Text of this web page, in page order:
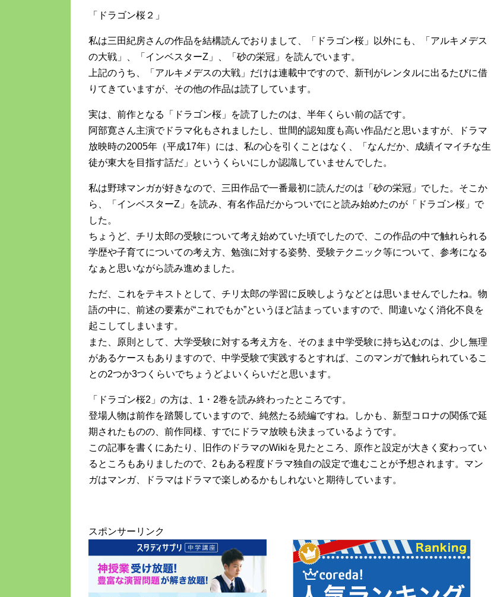
「ドラゴン桜２」
私は三田紀房さんの作品を結構読んでおりまして、「ドラゴン桜」以外にも、「アルキメデス
の大戦」、「インベスターZ」、「砂の栄冠」を読んでいます。
上記のうち、「アルキメデスの大戦」だけは連載中ですので、新刊がレンタルに出るたびに借
りてきていますが、その他の作品は読了しています。
実は、前作となる「ドラゴン桜」を読了したのは、半年くらい前の話です。
阿部寛さん主演でドラマ化もされましたし、世間的認知度も高い作品だと思いますが、ドラマ
放映時の2005年（平成17年）には、私の心を引くことはなく、「なんだか、成績イマイチな生
徒が東大を目指す話だ」というくらいにしか認識していませんでした。
私は野球マンガが好きなので、三田作品で一番最初に読んだのは「砂の栄冠」でした。そこか
ら、「インベスターZ」を読み、有名作品だからついでにと読み始めたのが「ドラゴン桜」で
した。
ちょうど、チリ太郎の受験について考え始めていた頃でしたので、この作品の中で触れられる
学歴や子育てについての考え方、勉強に対する姿勢、受験テクニック等について、参考になる
なぁと思いながら読み進めました。
ただ、これをテキストとして、チリ太郎の学習に反映しようなどとは思いませんでしたね。物
語の中に、前述の要素が“これでもか”というほど詰まっていますので、間違いなく消化不良を
起こしてしまいます。
また、原則として、大学受験に対する考え方を、そのまま中学受験に持ち込むのは、少し無理
があるケースもありますので、中学受験で実践するとすれば、このマンガで触れられているこ
との2つか3つくらいでちょうどよいくらいだと思います。
「ドラゴン桜2」の方は、1・2巻を読み終わったところです。
登場人物は前作を踏襲していますので、純然たる続編ですね。しかも、新型コロナの関係で延
期されたものの、前作同様、すでにドラマ放映も決まっているようです。
この記事を書くにあたり、旧作のドラマのWikiを見たところ、原作と設定が大きく変わってい
るところもありましたので、2もある程度ドラマ独自の設定で進むことが予想されます。マン
ガはマンガ、ドラマはドラマで楽しめるかもしれないと期待しています。
スポンサーリンク